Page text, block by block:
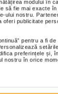
modului în
să fie mai exacte în
ului nostru.
oferi publicitate
pentru a fi
preferințele și,
nostru în orice
DARUL